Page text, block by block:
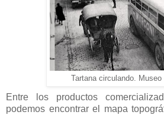
Tartana circulando. Museo
Entre los productos
podemos encontrar el mapa